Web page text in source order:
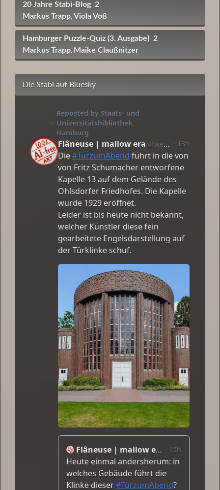
20 Jahre Stabi-Blog 2
Markus Trapp, Viola Voß
Hamburger Puzzle-Quiz (3. Ausgabe) 2
Markus Trapp, Maike Claußnitzer
Die Stabi auf Bluesky